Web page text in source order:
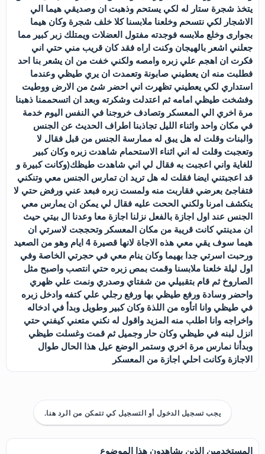
يتخذ شجرة ستار له لكي يستحم وذهبت ان وصديقي هيما الي
الاشجار لكي نتسحم وخلعنا ملابسنا كلا خلف شجرة وكان هيما
بجوارى وخلع ملابسه فوجدته مفتول العضلات ويمتلك زبر كبير مما
جعلني اشعر بالهيجان وكنت اراه فقد كان قريب مني حتي اني
فكرت ان اهجم علي زبره وامصه ولكني خفت من ان يشعر بنا احد
فطلبت منه ان يعطيني صابونة وتعمدت ان يري طيظي وعندما
استداري لكي يعطيني تظهرت اني احضر شئ من الارض ووطيت
وفشخت طيظي امامه ثم اعتدلت وشكرته وبعد ان اتسحممنا ذهبنا
مرة اخري الي المعسكر وتصادف خروجنا في النفس اليوم خدمة
في مكان واحد واثناء الليل تجاذبنا اطراف الحديث عن الجنس
والبنات وقلت له هل يبق له ممارسة الجنس من قبل فقال لا
وتعجبت وقلت له اني اثناء الاستحمام شاهدت زبره وكان كبير
للغاية واني اعجبت به فقال لي اني شاهدت طيظك(وكانت كبيرة و
قد اعجبتني ايضا فقلت له هل تريد ان تمارس الجنس معي وتنكني
فتفاجئ بعرضي فقاربت منه ولمست زبره فبعد عني ورفض حتي لا
ينكشف امرنا ولكني الححت عليه فقال لي يمكن ان يمارس معي
الجنس عند اول اجازة بالفعل نزلنا اجازة معا وعدنا ال بيتي حيث
ان مدينتي كانت قريبة من مكان المعسكر وتحججت لاسرتي ان
هيما سوف يقي معي هذه الاجاة لانها قصيرة 4 ايام وهو من الصعيد
ورحبت اسرتي جدا بهيما وكان ينام معي في حجرتي الخاصة وفي
اول ليلة خلعنا ملابسنا وقمت بمص زبره حتي انتصب واصبح مثل
الصاروخ ثم قام بتقبيلي من شفتاي وصدري ونمت علي ظهري
واحضر وسادة ورفع طيظي بها ورفع رجلي علي كتفه وادخل زبره
في طيظي وانا اتأوه من اللذة وكان كبير وطويل وبدأ في ادخاله
واخراجه وانا اطلب منه المزيد واقول له نكني متعني كيفني حتي
انزل لبنه في طيظي وكان حار وجميل ثم قمت وغسلت طيظي
وبدأنا نمارس مرة اخري وستمر الوضع عيل هذا الحال طوال
الاجازة وكانت احلي اجازة من المعسكر
يجب تسجيل الدخول أو التسجيل كي تتمكن من الرد هنا.
المستخدمين الذين يشاهدون هذا الموضوع